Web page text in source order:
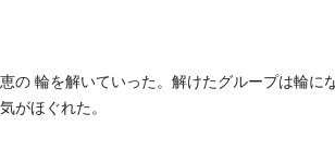
輪を解いていった。解けたグループは輪に
がほぐれた。